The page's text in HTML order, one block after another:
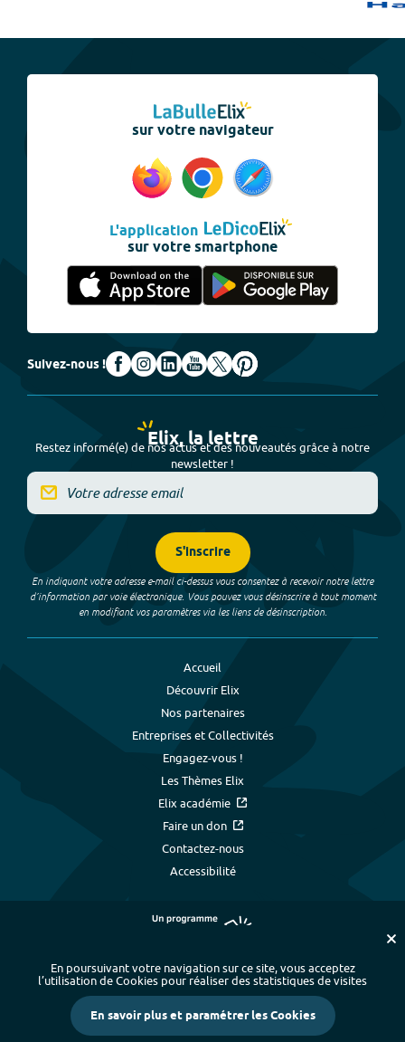
sur votre navigateur
L'application
sur votre smartphone
Suivez-nous !
Elix, la lettre
Restez informé(e) de nos actus et des nouveautés grâce à notre
newsletter !
S'inscrire
En indiquant votre adresse e-mail ci-dessus vous consentez à recevoir notre lettre
d’information par voie électronique. Vous pouvez vous désinscrire à tout moment
en modifiant vos paramètres via les liens de désinscription.
Accueil
Découvrir Elix
Nos partenaires
Entreprises et Collectivités
Engagez-vous !
Les Thèmes Elix
Elix académie
Faire un don
Contactez-nous
Accessibilité
Plan du site - Index alphabétique
-
Mentions légales et données personnelles
- Paramétrer les cookies
Crédits
En poursuivant votre navigation sur ce site, vous acceptez
l’utilisation de Cookies pour réaliser des statistiques de visites
En savoir plus et paramétrer les Cookies